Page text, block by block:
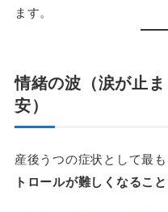
ます。
情緒の波（涙が止
安）
産後うつの症状として最も
トロールが難しくなること